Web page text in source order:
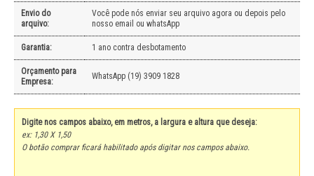
Envio do
arquivo:
Você pode nós enviar seu arquivo agora ou depois pelo
nosso email ou whatsApp
Garantia: 1 ano contra desbotamento
Orçamento para
Empresa:
WhatsApp (19) 3909 1828
Digite nos campos abaixo, em metros, a largura e altura que deseja:
ex: 1,30 X 1,50
O botão comprar ficará habilitado após digitar nos campos abaixo.